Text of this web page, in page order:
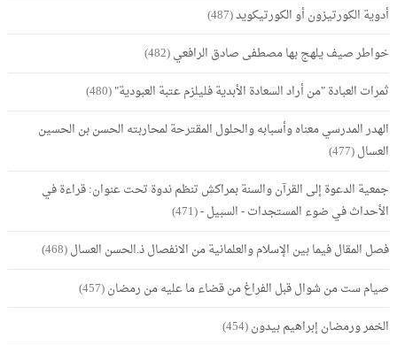
أدوية الكورتيزون أو الكورتيكويد(487)
خواطر صيف يلهج بها مصطفى صادق الرافعي(482)
ثمرات العبادة "من أراد السعادة الأبدية فليلزم عتبة العبودية"(480)
الهدر المدرسي معناه وأسبابه والحلول المقترحة لمحاربته الحسن بن الحسين
العسال(477)
جمعية الدعوة إلى القرآن والسنة بمراكش تنظم ندوة تحت عنوان: قراءة في
الأحداث في ضوء المستجدات - السبيل -(471)
فصل المقال فيما بين الإسلام والعلمانية من الانفصال ذ.الحسن العسال(468)
صيام ست من شوال قبل الفراغ من قضاء ما عليه من رمضان(457)
الخمر ورمضان إبراهيم بيدون(454)